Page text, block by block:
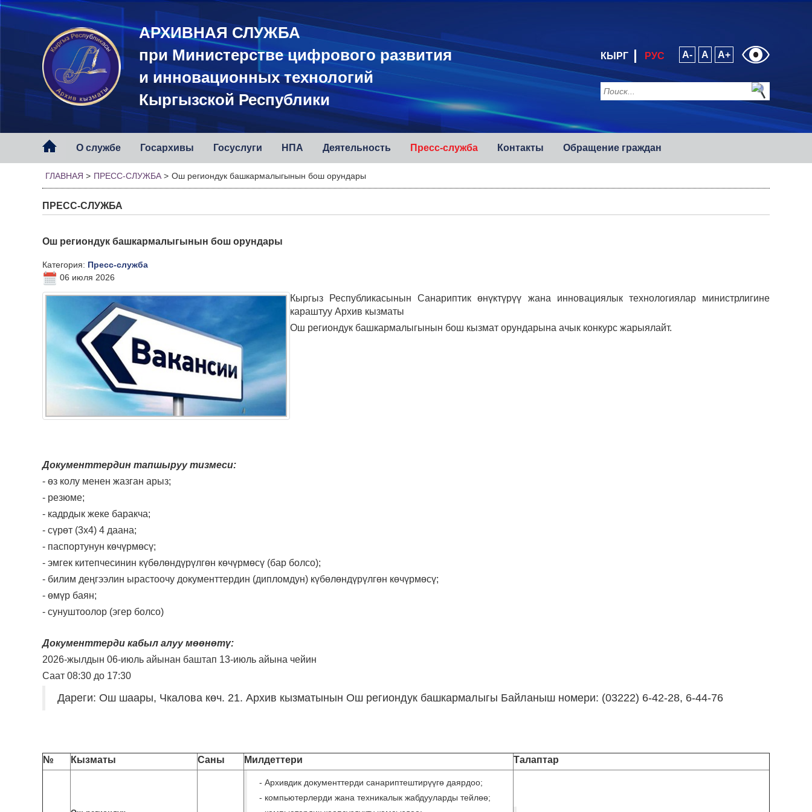
АРХИВНАЯ СЛУЖБА
при Министерстве цифрового развития
и инновационных технологий
Кыргызской Республики
КЫРГ РУС A- A A+
О службе Госархивы Госуслуги НПА Деятельность Пресс-служба Контакты Обращение граждан
ГЛАВНАЯ > ПРЕСС-СЛУЖБА > Ош региондук башкармалыгынын бош орундары
ПРЕСС-СЛУЖБА
Ош региондук башкармалыгынын бош орундары
Категория: Пресс-служба
06 июля 2026
Кыргыз Республикасынын Санариптик өнүктүрүү жана инновациялык технологиялар министрлигине
караштуу Архив кызматы
Ош региондук башкармалыгынын бош кызмат орундарына ачык конкурс жарыялайт.
Документтердин тапшыруу тизмеси:
- өз колу менен жазган арыз;
- резюме;
- кадрдык жеке баракча;
- сүрөт (3х4) 4 даана;
- паспортунун көчүрмөсү;
- эмгек китепчесинин күбөлөндүрүлгөн көчүрмөсү (бар болсо);
- билим деңгээлин ырастоочу документтердин (дипломдун) күбөлөндүрүлгөн көчүрмөсү;
- өмүр баян;
- сунуштоолор (эгер болсо)
Документтерди кабыл алуу мөөнөтү:
2026-жылдын 06-июль айынан баштап 13-июль айына чейин
Саат 08:30 до 17:30
Дареги: Ош шаары, Чкалова көч. 21. Архив кызматынын Ош региондук башкармалыгы Байланыш номери: (03222) 6-42-28, 6-44-76
№ Кызматы Саны Милдеттери Талаптар
- Архивдик документтерди санариптештирүүгө даярдоо;
- компьютерлерди жана техникалык жабдууларды тейлөө;